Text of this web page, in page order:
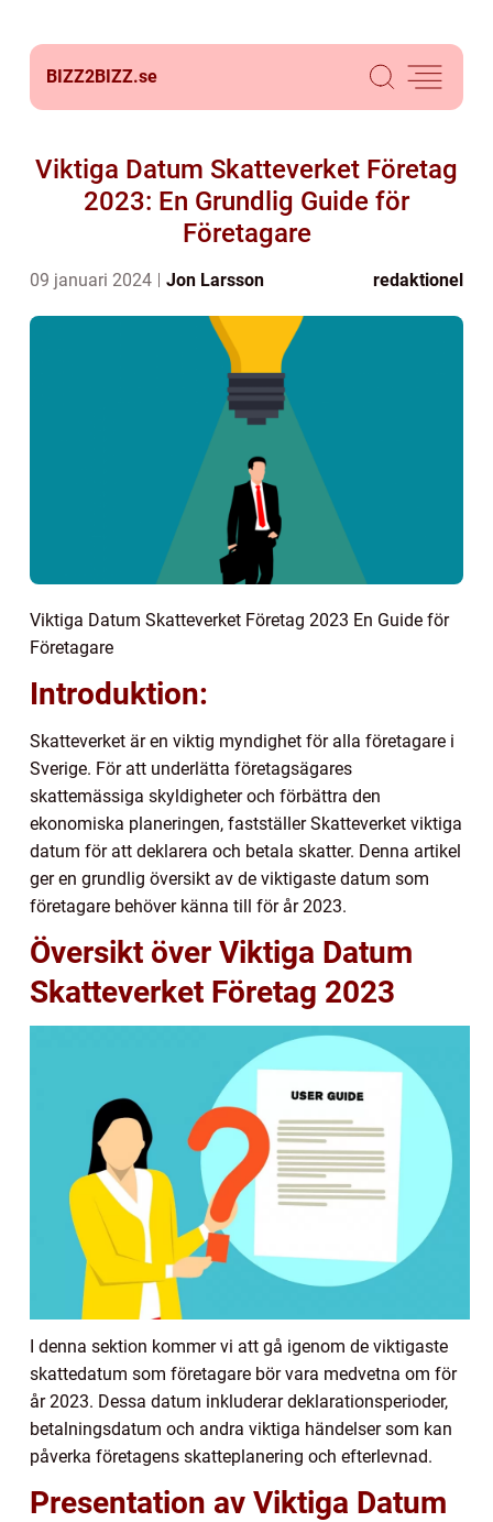
BIZZ2BIZZ.se
Viktiga Datum Skatteverket Företag
2023: En Grundlig Guide för
Företagare
09 januari 2024 Jon Larsson redaktionel
Viktiga Datum Skatteverket Företag 2023 En Guide för
Företagare
Introduktion:
Skatteverket är en viktig myndighet för alla företagare i
Sverige. För att underlätta företagsägares
skattemässiga skyldigheter och förbättra den
ekonomiska planeringen, fastställer Skatteverket viktiga
datum för att deklarera och betala skatter. Denna artikel
ger en grundlig översikt av de viktigaste datum som
företagare behöver känna till för år 2023.
Översikt över Viktiga Datum
Skatteverket Företag 2023
I denna sektion kommer vi att gå igenom de viktigaste
skattedatum som företagare bör vara medvetna om för
år 2023. Dessa datum inkluderar deklarationsperioder,
betalningsdatum och andra viktiga händelser som kan
påverka företagens skatteplanering och efterlevnad.
Presentation av Viktiga Datum